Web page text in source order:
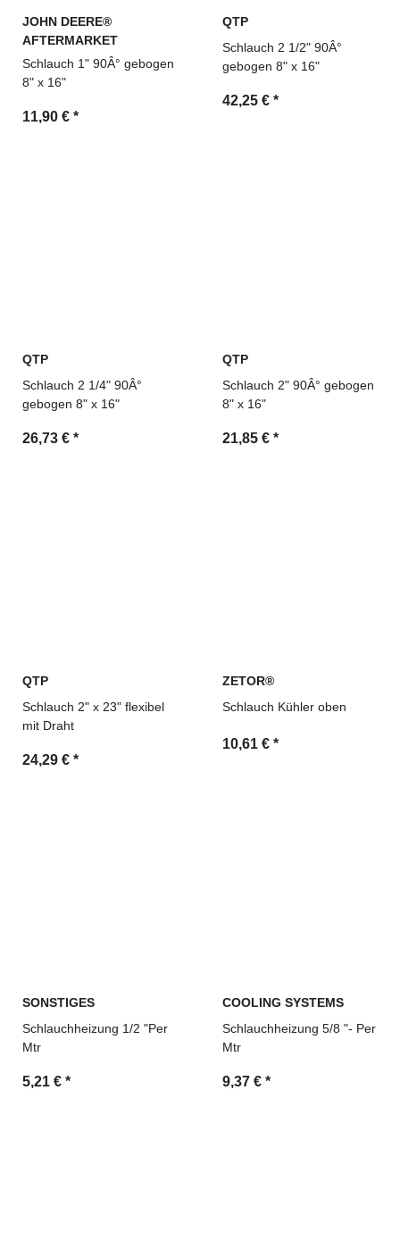
JOHN DEERE®
AFTERMARKET
Schlauch 1" 90Â° gebogen
8" x 16"
11,90 € *
QTP
Schlauch 2 1/2" 90Â°
gebogen 8" x 16"
42,25 € *
QTP
Schlauch 2 1/4" 90Â°
gebogen 8" x 16"
26,73 € *
QTP
Schlauch 2" 90Â° gebogen
8" x 16"
21,85 € *
QTP
Schlauch 2" x 23" flexibel
mit Draht
24,29 € *
ZETOR®
Schlauch Kühler oben
10,61 € *
SONSTIGES
Schlauchheizung 1/2 "Per
Mtr
5,21 € *
COOLING SYSTEMS
Schlauchheizung 5/8 "- Per
Mtr
9,37 € *